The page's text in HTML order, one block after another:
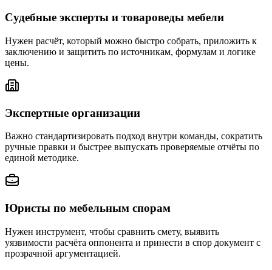
Судебные эксперты и товароведы мебели
Нужен расчёт, который можно быстро собрать, приложить к
заключению и защитить по источникам, формулам и логике
цены.
Экспертные организации
Важно стандартизировать подход внутри команды, сократить
ручные правки и быстрее выпускать проверяемые отчёты по
единой методике.
Юристы по мебельным спорам
Нужен инструмент, чтобы сравнить смету, выявить
уязвимости расчёта оппонента и принести в спор документ с
прозрачной аргументацией.